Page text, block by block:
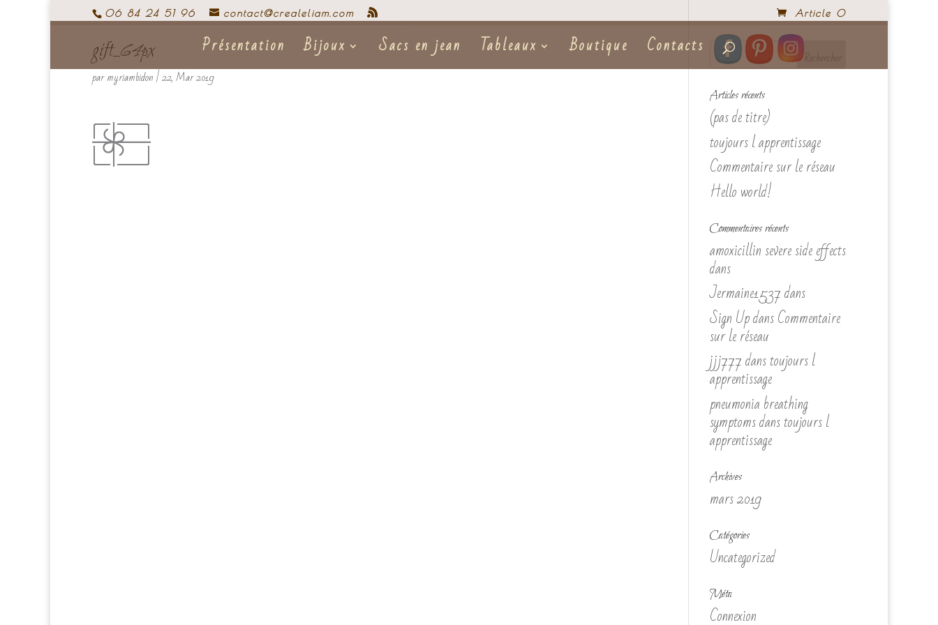
06 84 24 51 96 contact@crealeliam.com Article 0
Présentation Bijoux Sacs en jean Tableaux Boutique Contacts
gift_64px
parmyriambidon|22, Mar 2019
Articles récents
(pas de titre)
toujours l apprentissage
Commentaire sur le réseau
Hello world!
Commentaires récents
amoxicillin severe side effects
dans
Jermaine1537dans
Sign UpdansCommentaire
sur le réseau
jjj777danstoujours l
apprentissage
pneumonia breathing
symptomsdanstoujours l
apprentissage
Archives
mars 2019
Catégories
Uncategorized
Méta
Connexion